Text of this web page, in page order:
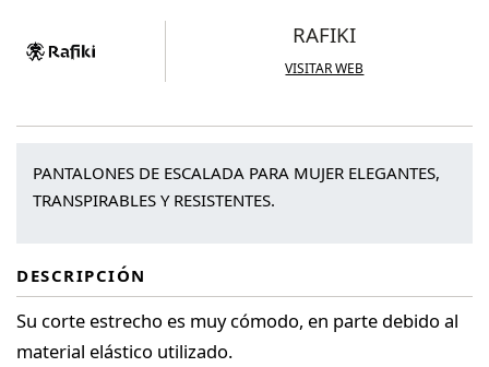
RAFIKI
VISITAR WEB
PANTALONES DE ESCALADA PARA MUJER ELEGANTES,
TRANSPIRABLES Y RESISTENTES.
DESCRIPCIÓN
Su corte estrecho es muy cómodo, en parte debido al
material elástico utilizado.